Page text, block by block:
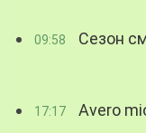
09:58 Сезон
17:17 Avero